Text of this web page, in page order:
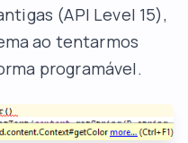
(API Level 15),
ao tentarmos
programável.